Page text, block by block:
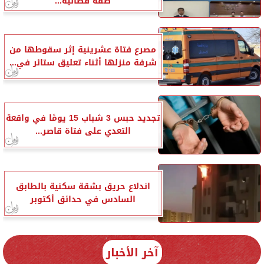
مصرع فتاة عشرينية إثر سقوطها من
شرفة منزلها أثناء تعليق ستائر في...
تجديد حبس 3 شباب 15 يومًا في واقعة
التعدي على فتاة قاصر...
اندلاع حريق بشقة سكنية بالطابق
السادس في حدائق أكتوبر
آخر الأخبار